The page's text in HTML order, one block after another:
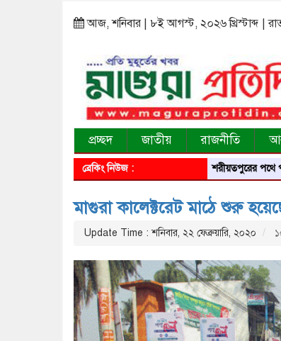
আজ, শনিবার | ৮ই আগস্ট, ২০২৬ খ্রিস্টাব্দ |
প্রচ্ছদ জাতীয় রাজনীতি
ব্রেকিং নিউজ : শরীয়তপুরের পথে পথে :
মাগুরা কালেক্টরেট মাঠে শুরু
Update Time : শনিবার, ২২ ফেব্রুয়ারি, ২০২০